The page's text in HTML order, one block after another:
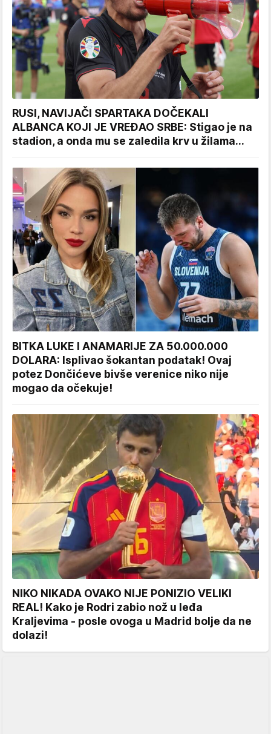
RUSI, NAVIJAČI SPARTAKA DOČEKALI
ALBANCA KOJI JE VREĐAO SRBE: Stigao je na
stadion, a onda mu se zaledila krv u žilama...
BITKA LUKE I ANAMARIJE ZA 50.000.000
DOLARA: Isplivao šokantan podatak! Ovaj
potez Dončićeve bivše verenice niko nije
mogao da očekuje!
NIKO NIKADA OVAKO NIJE PONIZIO VELIKI
REAL! Kako je Rodri zabio nož u leđa
Kraljevima - posle ovoga u Madrid bolje da ne
dolazi!